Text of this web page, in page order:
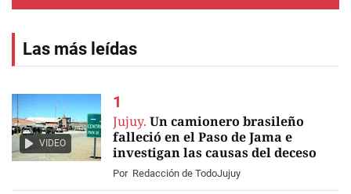
Las más leídas
VIDEO
Jujuy. Un camionero brasileño
falleció en el Paso de Jama e
investigan las causas del deceso
Por Redacción de TodoJujuy